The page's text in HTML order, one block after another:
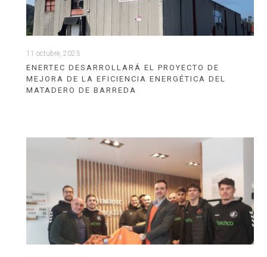
11 octubre, 2023
ENERTEC DESARROLLARÁ EL PROYECTO DE
MEJORA DE LA EFICIENCIA ENERGÉTICA DEL
MATADERO DE BARREDA